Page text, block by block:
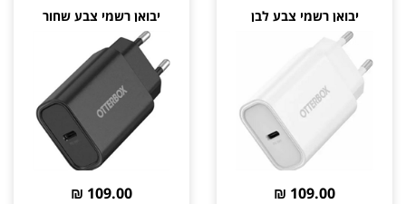
יבואן רשמי צבע לבן
109.00 ₪
יבואן רשמי צבע שחור
109.00 ₪